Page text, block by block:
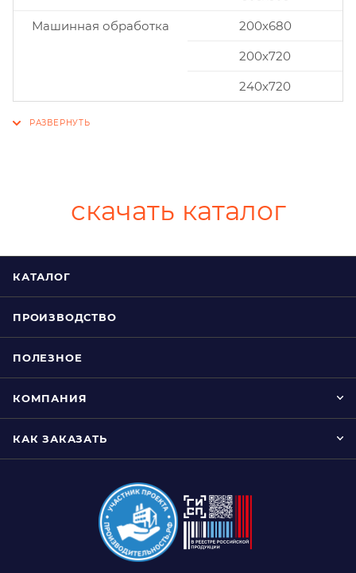
Машинная обработка
200х680
200х720
240х720
скачать каталог
КАТАЛОГ
ПРОИЗВОДСТВО
ПОЛЕЗНОЕ
КОМПАНИЯ
КАК ЗАКАЗАТЬ